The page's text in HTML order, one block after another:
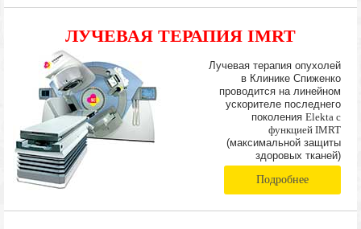
ЛУЧЕВАЯ ТЕРАПИЯ IMRT
Лучевая терапия опухолей
в Клинике Спиженко
проводится на линейном
ускорителе последнего
поколения Elekta с
функцией IMRT
(максимальной защиты
здоровых тканей)
Подробнее